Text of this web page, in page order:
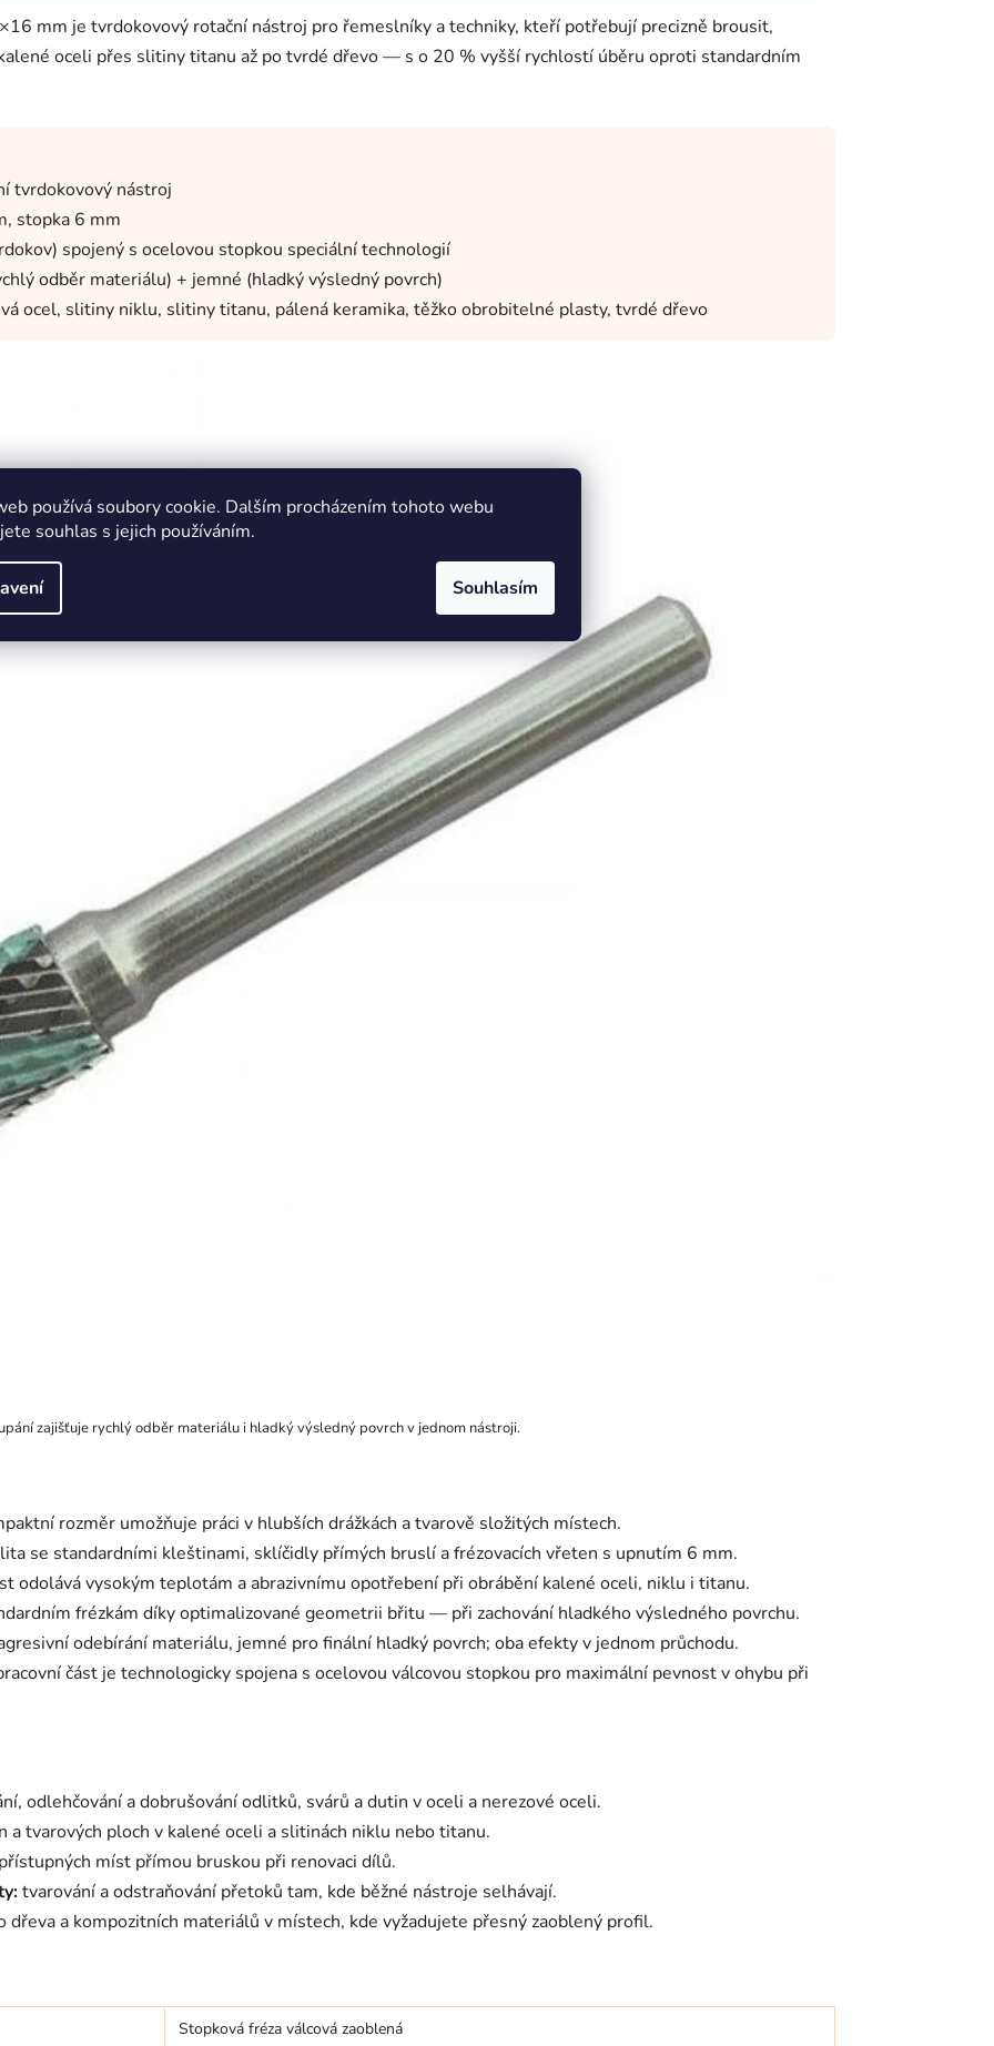
používá soubory cookie. Dalším procházením tohoto webu
souhlas s jejich používáním.
Souhlasím
mm je tvrdokovový rotační nástroj pro řemeslníky a techniky, kteří potřebují precizně brousit,
oceli přes slitiny titanu až po tvrdé dřevo — s o 20 % vyšší rychlostí úběru oproti standardním
tvrdokovový nástroj
stopka 6 mm
spojený s ocelovou stopkou speciální technologií
odběr materiálu) + jemné (hladký výsledný povrch)
ocel, slitiny niklu, slitiny titanu, pálená keramika, těžko obrobitelné plasty, tvrdé dřevo
zajišťuje rychlý odběr materiálu i hladký výsledný povrch v jednom nástroji.
rozměr umožňuje práci v hlubších drážkách a tvarově složitých místech.
se standardními kleštinami, sklíčidly přímých bruslí a frézovacích vřeten s upnutím 6 mm.
odolává vysokým teplotám a abrazivnímu opotřebení při obrábění kalené oceli, niklu i titanu.
frézkám díky optimalizované geometrii břitu — při zachování hladkého výsledného povrchu.
odebírání materiálu, jemné pro finální hladký povrch; oba efekty v jednom průchodu.
část je technologicky spojena s ocelovou válcovou stopkou pro maximální pevnost v ohybu při
odlehčování a dobrušování odlitků, svárů a dutin v oceli a nerezové oceli.
a tvarových ploch v kalené oceli a slitinách niklu nebo titanu.
míst přímou bruskou při renovaci dílů.
tvarování a odstraňování přetoků tam, kde běžné nástroje selhávají.
a kompozitních materiálů v místech, kde vyžadujete přesný zaoblený profil.
Stopková fréza válcová zaoblená